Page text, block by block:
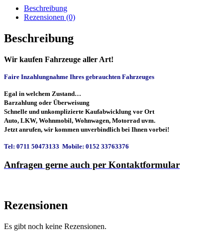
Beschreibung
Rezensionen (0)
Beschreibung
Wir kaufen Fahrzeuge aller Art!
Faire Inzahlungnahme Ihres gebrauchten Fahrzeuges
Egal in welchem Zustand…
Barzahlung oder Überweisung
Schnelle und unkomplizierte Kaufabwicklung vor Ort
Auto, LKW, Wohnmobil, Wohnwagen, Motorrad uvm.
Jetzt anrufen, wir kommen unverbindlich bei Ihnen vorbei!
Tel: 0711 50473133 Mobile: 0152 33763376
Anfragen gerne auch per Kontaktformular
Rezensionen
Es gibt noch keine Rezensionen.